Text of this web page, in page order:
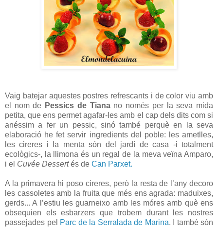
Vaig batejar aquestes postres refrescants i de color viu amb
el nom de Pessics de Tianano només per la seva mida
petita, que ens permet agafar-les amb el cap dels dits com si
anéssim a fer un pessic, sinó també perquè en la seva
elaboració he fet servir ingredients del poble: les ametlles,
les cireres i la menta són del jardí de casa -i totalment
ecològics-, la llimona és un regal de la meva veïna Amparo,
i el Cuvée Dessertés de Can Parxet.
A la primavera hi poso cireres, però la resta de l’any decoro
les cassoletes amb la fruita que més ens agrada: maduixes,
gerds... A l’estiu les guarneixo amb les móres amb què ens
obsequien els esbarzers que trobem durant les nostres
passejades pel Parc de la Serralada de Marina. I també són